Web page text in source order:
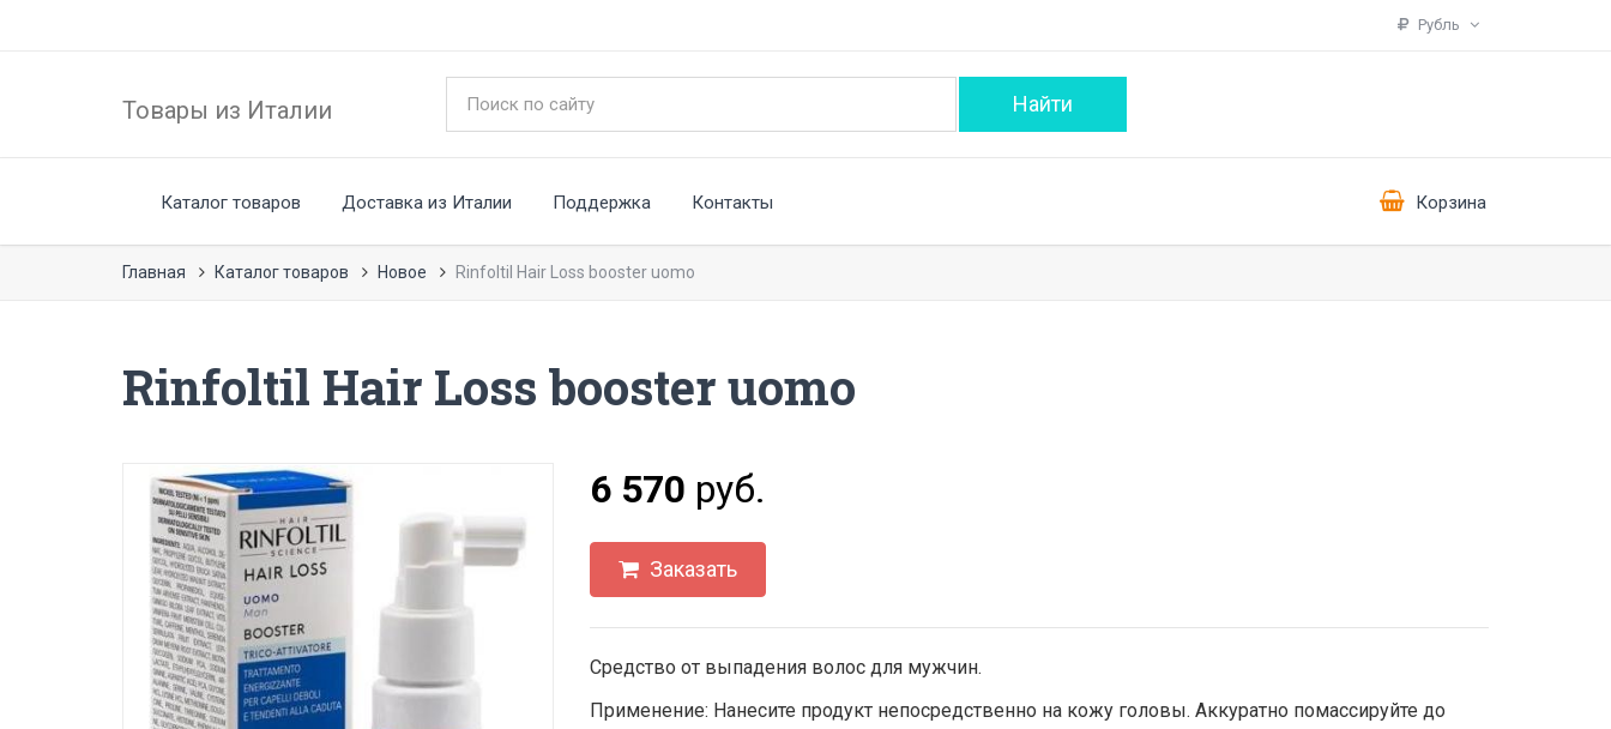
Рубль
Товары из Италии
Каталог товаров Доставка из Италии Поддержка Контакты Корзина
Главная Каталог товаров Новое Rinfoltil Hair Loss booster uomo
Rinfoltil Hair Loss booster uomo
6 570 руб.
Заказать
Cредство от выпадения волос для мужчин.
Применение: Нанесите продукт непосредственно на кожу головы. Аккуратно помассируйте до